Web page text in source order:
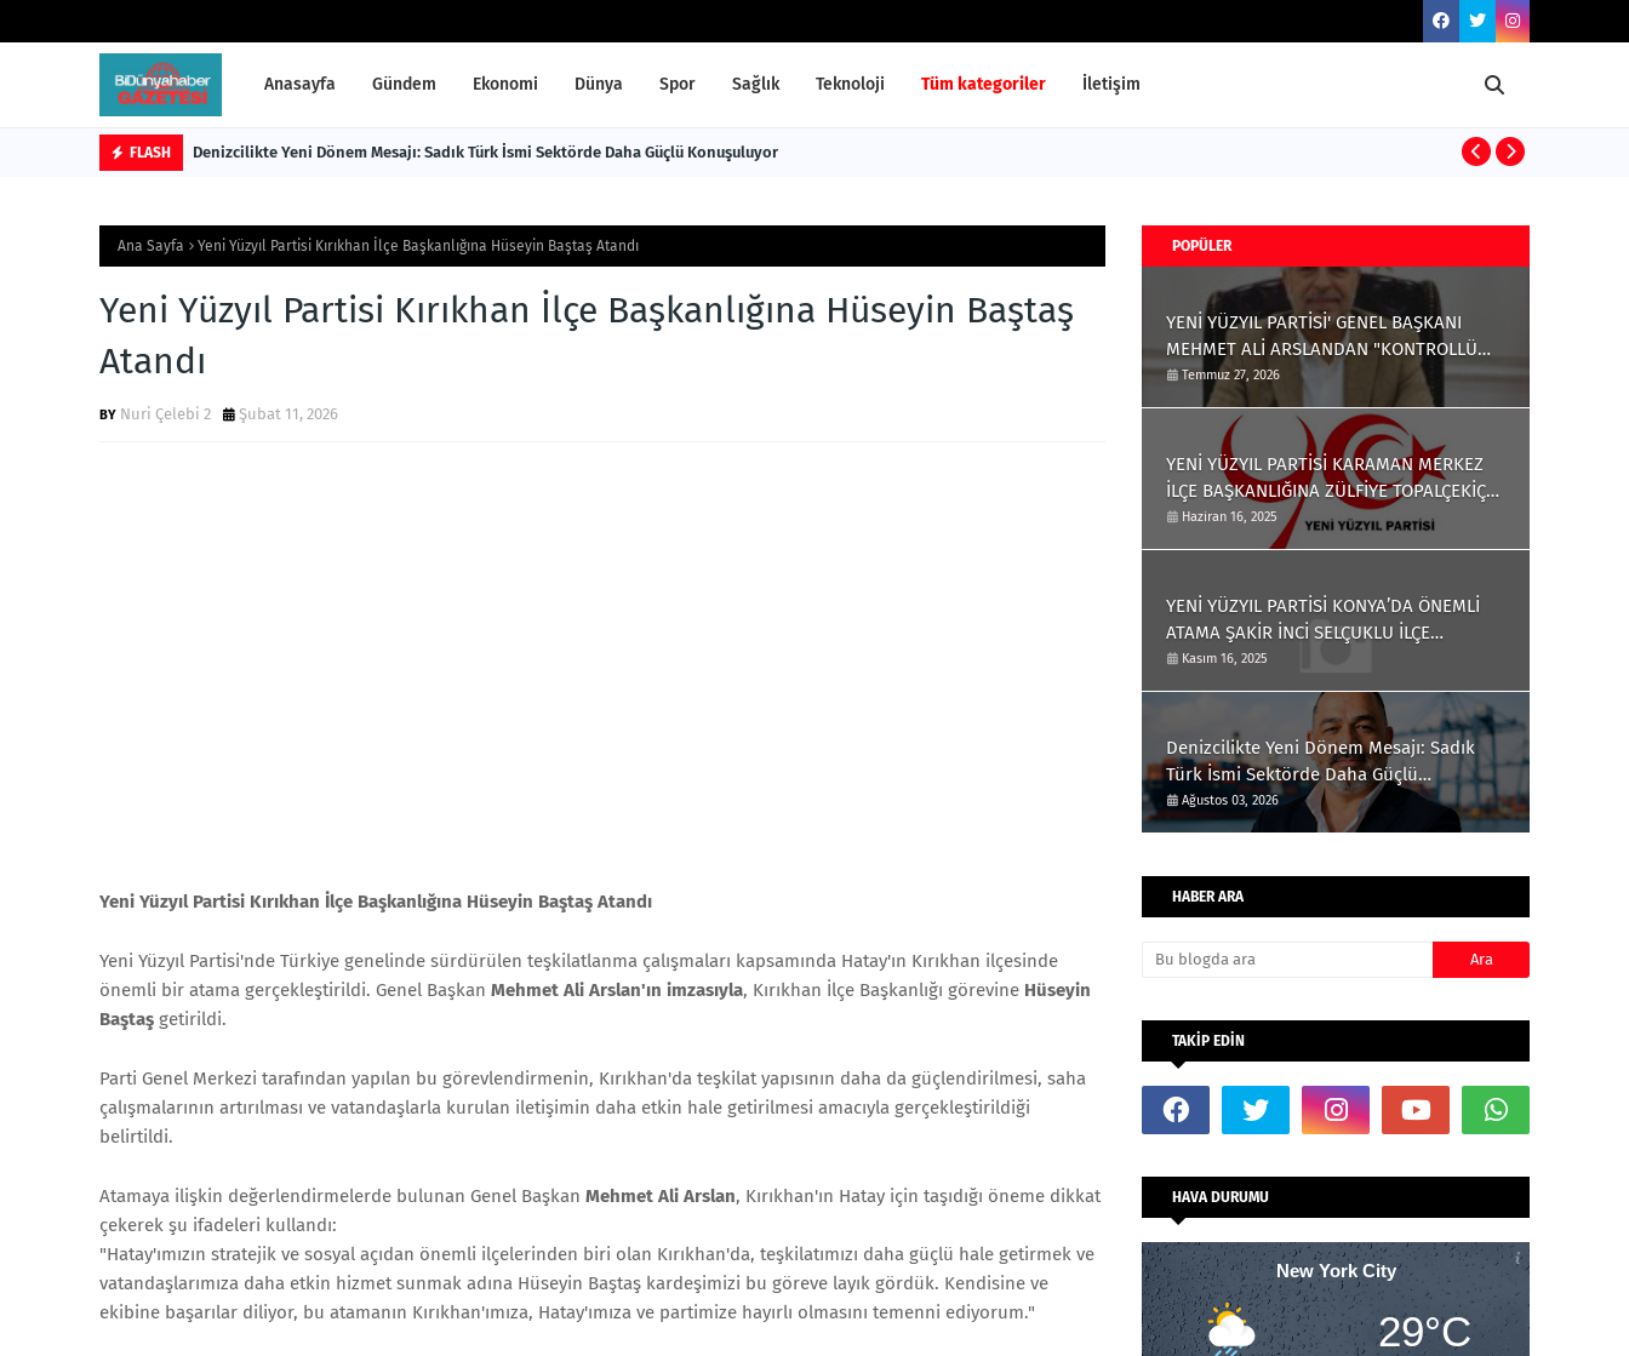
Anasayfa Gündem Ekonomi Dünya Spor Sağlık Teknoloji Tüm kategoriler İletişim
FLASH Denizcilikte Yeni Dönem Mesajı: Sadık Türk İsmi Sektörde Daha Güçlü Konuşuluyor
Ana Sayfa Yeni Yüzyıl Partisi Kırıkhan İlçe Başkanlığına Hüseyin Baştaş Atandı
Yeni Yüzyıl Partisi Kırıkhan İlçe Başkanlığına Hüseyin Baştaş
Atandı
Nuri Çelebi 2 Şubat 11, 2026
Yeni Yüzyıl Partisi Kırıkhan İlçe Başkanlığına Hüseyin Baştaş Atandı
Yeni Yüzyıl Partisi'nde Türkiye genelinde sürdürülen teşkilatlanma çalışmaları kapsamında Hatay'ın Kırıkhan ilçesinde
önemli bir atama gerçekleştirildi. Genel Başkan Mehmet Ali Arslan'ın imzasıyla, Kırıkhan İlçe Başkanlığı görevine Hüseyin
Baştaş getirildi.
Parti Genel Merkezi tarafından yapılan bu görevlendirmenin, Kırıkhan'da teşkilat yapısının daha da güçlendirilmesi, saha
çalışmalarının artırılması ve vatandaşlarla kurulan iletişimin daha etkin hale getirilmesi amacıyla gerçekleştirildiği
belirtildi.
Atamaya ilişkin değerlendirmelerde bulunan Genel Başkan Mehmet Ali Arslan, Kırıkhan'ın Hatay için taşıdığı öneme dikkat
çekerek şu ifadeleri kullandı:
"Hatay'ımızın stratejik ve sosyal açıdan önemli ilçelerinden biri olan Kırıkhan'da, teşkilatımızı daha güçlü hale getirmek ve
vatandaşlarımıza daha etkin hizmet sunmak adına Hüseyin Baştaş kardeşimizi bu göreve layık gördük. Kendisine ve
ekibine başarılar diliyor, bu atamanın Kırıkhan'ımıza, Hatay'ımıza ve partimize hayırlı olmasını temenni ediyorum."
POPÜLER
YENİ YÜZYIL PARTİSİ' GENEL BAŞKANI
MEHMET ALİ ARSLANDAN "KONTROLLÜ
SİLAH RUHSATLANDIRMA" ÇAĞRISI
Temmuz 27, 2026
YENİ YÜZYIL PARTİSİ KARAMAN MERKEZ
İLÇE BAŞKANLIĞINA ZÜLFİYE TOPALÇEKİÇ
ATANDI
Haziran 16, 2025
YENİ YÜZYIL PARTİSİ KONYA’DA ÖNEMLİ
ATAMA ŞAKİR İNCİ SELÇUKLU İLÇE
BAŞKANLIĞINA GETİRİLDİ
Kasım 16, 2025
Denizcilikte Yeni Dönem Mesajı: Sadık
Türk İsmi Sektörde Daha Güçlü
Konuşuluyor
Ağustos 03, 2026
HABER ARA
TAKİP EDİN
HAVA DURUMU
New York City
29°C